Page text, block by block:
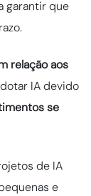
garantir que
relação aos
IA devido
se
de IA
e